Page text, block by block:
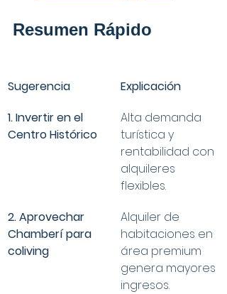
Resumen Rápido
Sugerencia
Explicación
1. Invertir en el
Centro Histórico
Alta demanda
turística y
rentabilidad con
alquileres
flexibles.
2. Aprovechar
Chamberí para
coliving
Alquiler de
habitaciones en
área premium
genera mayores
ingresos.